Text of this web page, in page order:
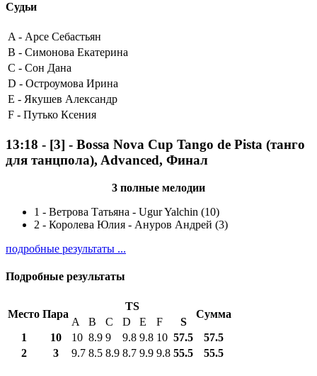
Судьи
A - Арсе Себастьян
B - Симонова Екатерина
C - Сон Дана
D - Остроумова Ирина
E - Якушев Александр
F - Путько Ксения
13:18 - [3] - Bossa Nova Cup Tango de Pista (танго
для танцпола), Advanced, Финал
3 полные мелодии
1 - Ветрова Татьяна - Ugur Yalchin (10)
2 - Королева Юлия - Ануров Андрей (3)
подробные результаты ...
Подробные результаты
Место Пара
TS
Сумма
A B C D E F
S
1
10 10 8.9 9 9.8 9.8 10 57.5
57.5
2
3 9.7 8.5 8.9 8.7 9.9 9.8 55.5 55.5